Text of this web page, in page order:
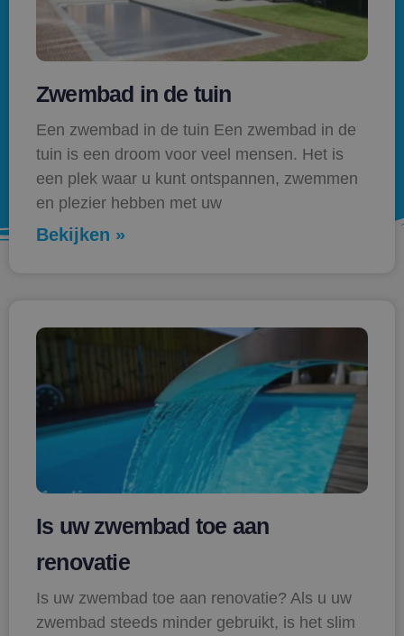
Zwembad in de tuin
Een zwembad in de tuin Een zwembad in de
tuin is een droom voor veel mensen. Het is
een plek waar u kunt ontspannen, zwemmen
en plezier hebben met uw
Bekijken »
Is uw zwembad toe aan
renovatie
Is uw zwembad toe aan renovatie? Als u uw
zwembad steeds minder gebruikt, is het slim